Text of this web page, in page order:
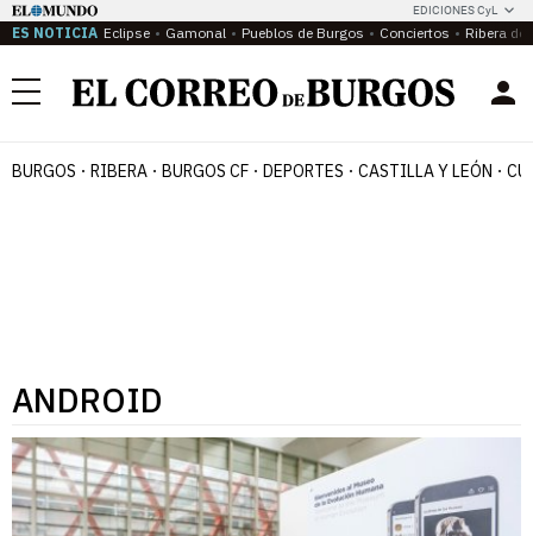
EDICIONES CyL
ES NOTICIA Eclipse Gamonal Pueblos de Burgos Conciertos Ribera del
Menú
BURGOS RIBERA BURGOS CF DEPORTES CASTILLA Y LEÓN
ANDROID